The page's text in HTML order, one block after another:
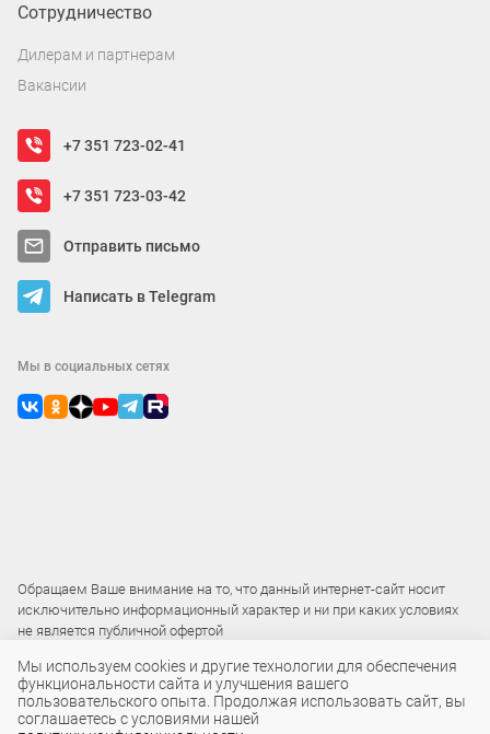
Сотрудничество
Дилерам и партнерам
Вакансии
+7 351 723-02-41
+7 351 723-03-42
Отправить письмо
Написать в Telegram
Мы в социальных сетях
Обращаем Ваше внимание на то, что данный интернет-сайт носит
исключительно информационный характер и ни при каких условиях
не является публичной офертой
2015 – 2026 © ООО «Локос»
Мы используем cookies и другие технологии для обеспечения
функциональности сайта и улучшения вашего
пользовательского опыта. Продолжая использовать сайт, вы
соглашаетесь с условиями нашей